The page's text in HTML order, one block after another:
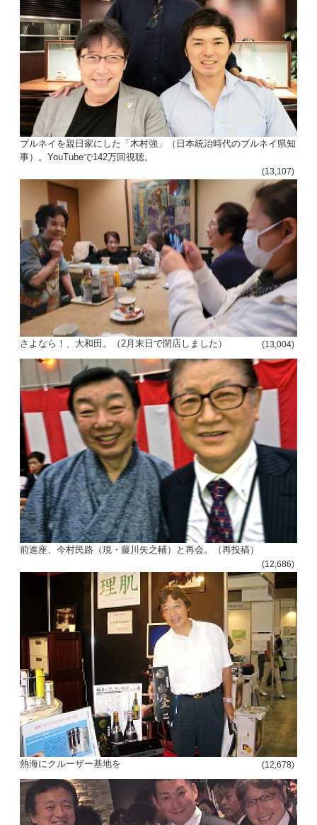
ブルネイを親日家にした「木村強」（日本統治時代のブルネイ県知
事）。YouTubeで142万回視聴。
(13,107)
さよなら！、大和田。（2月末日で閉店しました） (13,004)
前進座、今村民路（現・藤川矢之輔）と再会。（再投稿）
(12,686)
熱海にクルーザー基地を (12,678)